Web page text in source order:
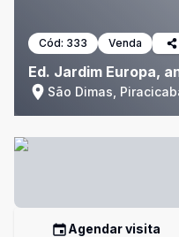
Cód: 333 Venda
Ed. Jardim Europa,
São Dimas,
Agendar visita